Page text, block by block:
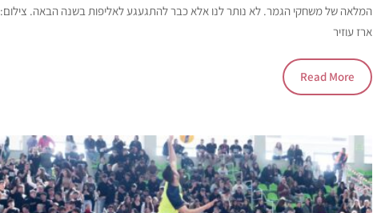
המלאה של משחקי הגמר. לא נותר לנו אלא כבר להתגעגע לאליפות בשנה הבאה. צילום:
ארז עוזיר
Read More